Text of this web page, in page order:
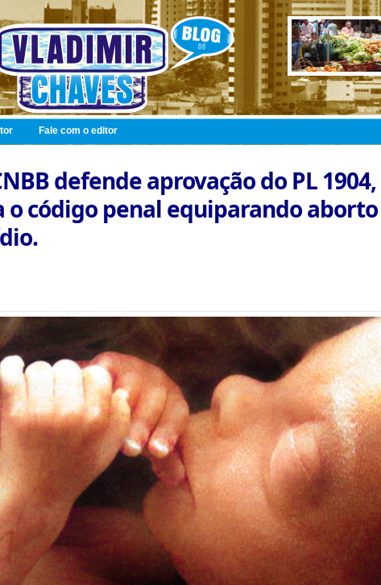
Fale com o editor
defende aprovação do PL 1904,
o código penal equiparando aborto